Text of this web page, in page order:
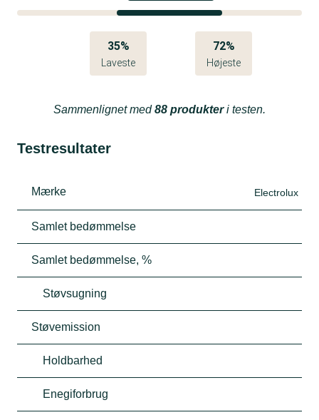
35%
Laveste
72%
Højeste
Sammenlignet med88 produkteri testen.
Testresultater
Mærke Electrolux
Samlet bedømmelse
Samlet bedømmelse, %
Støvsugning
Støvemission
Holdbarhed
Enegiforbrug